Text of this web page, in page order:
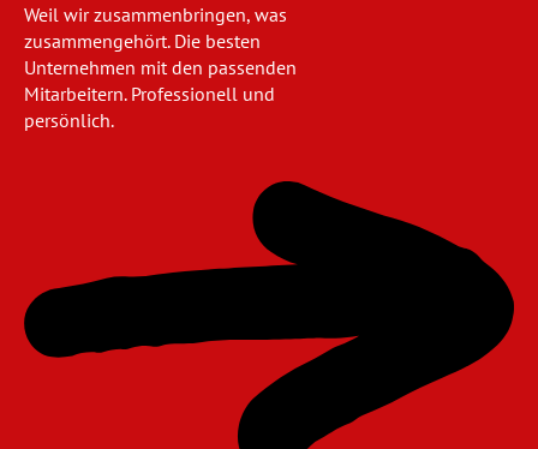
Weil wir zusammenbringen, was
zusammengehört. Die besten
Unternehmen mit den passenden
Mitarbeitern. Professionell und
persönlich.